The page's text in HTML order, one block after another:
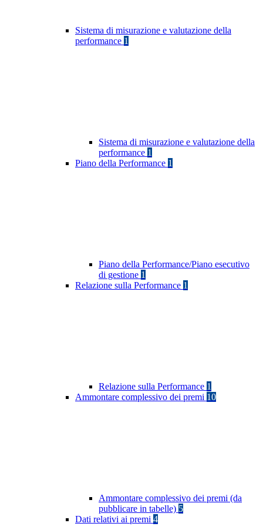
Sistema di misurazione e valutazione della
performance 1
Sistema di misurazione e valutazione della
performance 1
Piano della Performance 1
Piano della Performance/Piano esecutivo
di gestione 1
Relazione sulla Performance 1
Relazione sulla Performance 1
Ammontare complessivo dei premi 10
Ammontare complessivo dei premi (da
pubblicare in tabelle) 5
Dati relativi ai premi 4